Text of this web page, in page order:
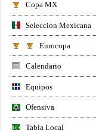
Copa MX
Seleccion Mexicana
Eurocopa
Calendario
Equipos
Ofensiva
Tabla Local